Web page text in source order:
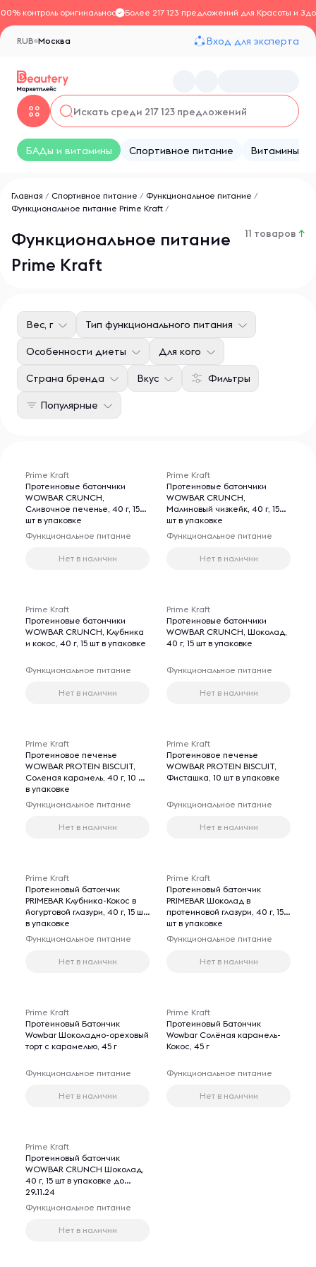
контроль оригинальностиБолее 217 123 предложений для Красоты и
Москва
RUB Вход для эксперта
БАДы и витамины Спортивное питание Витамины
Главная / Спортивное питание / Функциональное питание /
Функциональное питание Prime Kraft /
Функциональное питание
Prime Kraft
11 товаров ↑
Фильтры
Вес, г Тип функционального питания
Особенности диеты Для кого
Страна бренда Вкус
Популярные
Prime Kraft
Протеиновые батончики
WOWBAR CRUNCH,
Сливочное печенье, 40 г, 15
шт в упаковке
Функциональное питание
Нет в наличии
Prime Kraft
Протеиновые батончики
WOWBAR CRUNCH,
Малиновый чизкейк, 40 г, 15
шт в упаковке
Функциональное питание
Нет в наличии
Prime Kraft
Протеиновые батончики
WOWBAR CRUNCH, Клубника
и кокос, 40 г, 15 шт в упаковке
Функциональное питание
Нет в наличии
Prime Kraft
Протеиновые батончики
WOWBAR CRUNCH, Шоколад,
40 г, 15 шт в упаковке
Функциональное питание
Нет в наличии
Prime Kraft
Протеиновое печенье
WOWBAR PROTEIN BISCUIT,
Соленая карамель, 40 г, 10 шт
в упаковке
Функциональное питание
Нет в наличии
Prime Kraft
Протеиновое печенье
WOWBAR PROTEIN BISCUIT,
Фисташка, 10 шт в упаковке
Функциональное питание
Нет в наличии
Prime Kraft
Протеиновый батончик
PRIMEBAR Клубника-Кокос в
йогуртовой глазури, 40 г, 15 шт
в упаковке
Функциональное питание
Нет в наличии
Prime Kraft
Протеиновый батончик
PRIMEBAR Шоколад в
протеиновой глазури, 40 г, 15
шт в упаковке
Функциональное питание
Нет в наличии
Prime Kraft
Протеиновый Батончик
Wowbar Шоколадно-ореховый
торт с карамелью, 45 г
Функциональное питание
Нет в наличии
Prime Kraft
Протеиновый Батончик
Wowbar Солёная карамель-
Кокос, 45 г
Функциональное питание
Нет в наличии
Prime Kraft
Протеиновый батончик
WOWBAR CRUNCH Шоколад,
40 г, 15 шт в упаковке до
29.11.24
Функциональное питание
Нет в наличии